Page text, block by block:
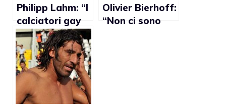
Philipp Lahm: “I
calciatori gay
sono esposti ad
abusi verbali”
Olivier Bierhoff:
“Non ci sono